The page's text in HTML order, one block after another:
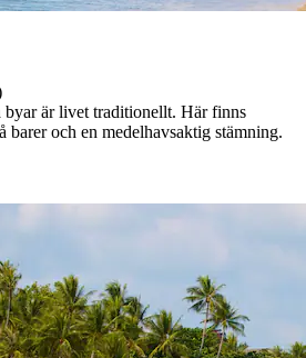
byar är livet traditionellt. Här finns
barer och en medelhavsaktig stämning.